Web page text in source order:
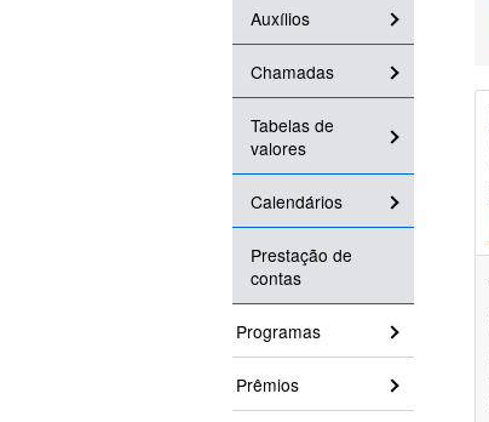
Auxílios
Chamadas
Tabelas de
valores
Calendários
Prestação de
contas
Programas
Prêmios